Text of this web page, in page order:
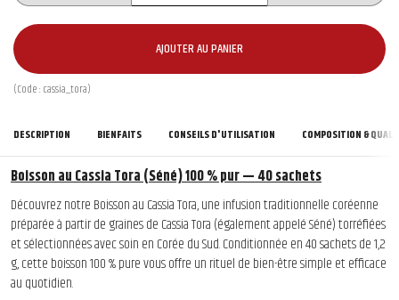
AJOUTER AU PANIER
(Code : cassia_tora)
DESCRIPTION BIENFAITS CONSEILS D'UTILISATION COMPOSITION &
Boisson au Cassia Tora (Séné) 100 % pur — 40 sachets
Découvrez notre Boisson au Cassia Tora, une infusion traditionnelle coréenne
préparée à partir de graines de Cassia Tora (également appelé Séné) torréfiées
et sélectionnées avec soin en Corée du Sud. Conditionnée en 40 sachets de 1,2
g, cette boisson 100 % pure vous offre un rituel de bien-être simple et efficace
au quotidien.